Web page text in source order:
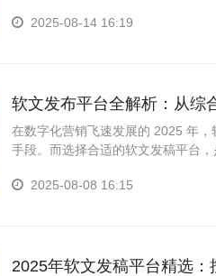
2025-08-14 16:19
软文发布平台全解析：从综
在数字化营销飞速发展的 2025 年
手段。而选择合适的软文发稿平台
2025-08-08 16:15
2025年软文发稿平台精选